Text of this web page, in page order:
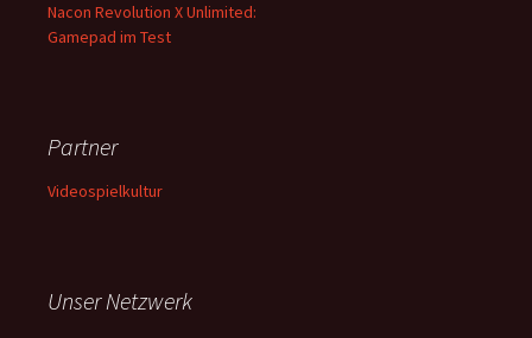
Nacon Revolution X Unlimited:
Gamepad im Test
Partner
Videospielkultur
Unser Netzwerk